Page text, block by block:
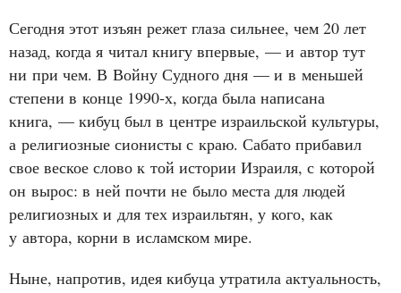
Сегодня этот изъян режет глаза сильнее, чем 20 лет
назад, когда я читал книгу впервые, — и автор тут
ни при чем. В Войну Судного дня — и в меньшей
степени в конце 1990‑х, когда была написана
книга, — кибуц был в центре израильской культуры,
а религиозные сионисты с краю. Сабато прибавил
свое веское слово к той истории Израиля, с которой
он вырос: в ней почти не было места для людей
религиозных и для тех израильтян, у кого, как
у автора, корни в исламском мире.
Ныне, напротив, идея кибуца утратила актуальность,